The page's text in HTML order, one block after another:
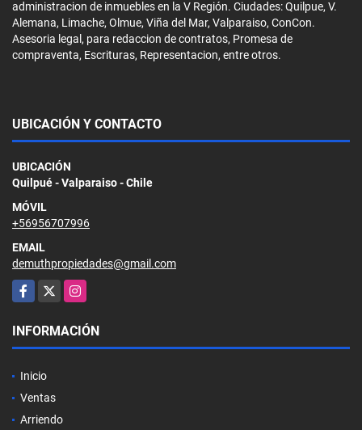
administracion de inmuebles en la V Región. Ciudades: Quilpue, V.
Alemana, Limache, Olmue, Viña del Mar, Valparaiso, ConCon.
Asesoria legal, para redaccion de contratos, Promesa de
compraventa, Escrituras, Representacion, entre otros.
UBICACIÓN Y CONTACTO
UBICACIÓN
Quilpué - Valparaiso - Chile
MÓVIL
+56956707996
EMAIL
demuthpropiedades@gmail.com
Facebook
X Instagram
INFORMACIÓN
Inicio
Ventas
Arriendo